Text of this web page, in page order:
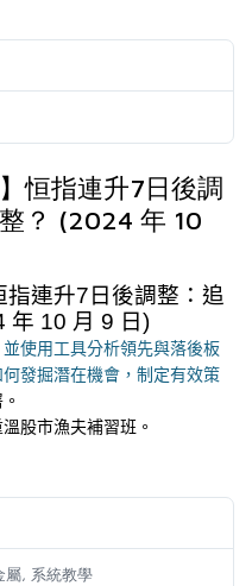
恒指連升7日後調
？ (2024 年 10
指連升7日後調整：追
年 10 月 9 日)
並使用工具分析領先與落後板
發掘潛在機會，制定有效策
股市漁夫補習班。
屬 系統教學